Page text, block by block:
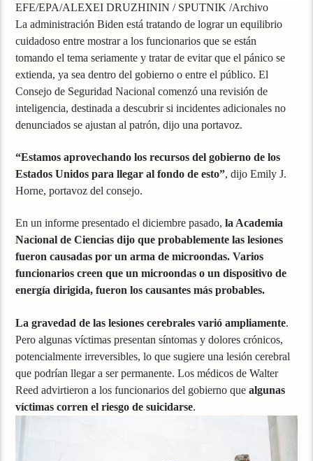
EFE/EPA/ALEXEI DRUZHININ / SPUTNIK /Archivo
La administración Biden está tratando de lograr un equilibrio
cuidadoso entre mostrar a los funcionarios que se están
tomando el tema seriamente y tratar de evitar que el pánico se
extienda, ya sea dentro del gobierno o entre el público. El
Consejo de Seguridad Nacional comenzó una revisión de
inteligencia, destinada a descubrir si incidentes adicionales no
denunciados se ajustan al patrón, dijo una portavoz.
“Estamos aprovechando los recursos del gobierno de los
Estados Unidos para llegar al fondo de esto”, dijo Emily J.
Horne, portavoz del consejo.
En un informe presentado el diciembre pasado,la Academia
Nacional de Ciencias dijo que probablemente las lesiones
fueron causadas por un arma de microondas. Varios
funcionarios creen que un microondas o un dispositivo de
energía dirigida, fueron los causantes más probables.
La gravedad de las lesiones cerebrales varió ampliamente.
Pero algunas víctimas presentan síntomas y dolores crónicos,
potencialmente irreversibles, lo que sugiere una lesión cerebral
que podrían llegar a ser permanente. Los médicos de Walter
Reed advirtieron a los funcionarios del gobierno que algunas
víctimas corren el riesgo de suicidarse.